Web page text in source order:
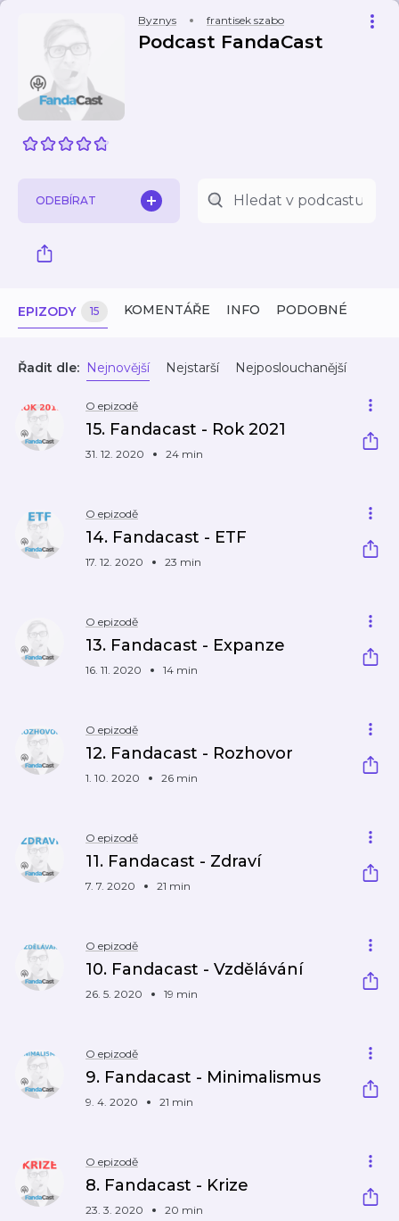
Byznys frantisek szabo
Podcast FandaCast
ODEBÍRAT
EPIZODY 15 KOMENTÁŘE INFO PODOBNÉ
Řadit dle: Nejnovější Nejstarší Nejposlouchanější
O epizodě
15. Fandacast - Rok 2021
31. 12. 2020 24 min
O epizodě
14. Fandacast - ETF
17. 12. 2020 23 min
O epizodě
13. Fandacast - Expanze
16. 11. 2020 14 min
O epizodě
12. Fandacast - Rozhovor
1. 10. 2020 26 min
O epizodě
11. Fandacast - Zdraví
7. 7. 2020 21 min
O epizodě
10. Fandacast - Vzdělávání
26. 5. 2020 19 min
O epizodě
9. Fandacast - Minimalismus
9. 4. 2020 21 min
O epizodě
8. Fandacast - Krize
23. 3. 2020 20 min